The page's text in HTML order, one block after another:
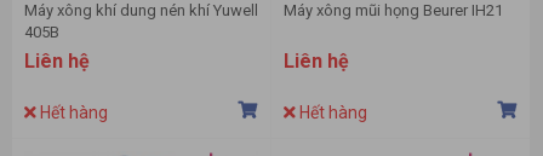
Máy xông khí dung nén khí Yuwell
405B
Liên hệ
Hết hàng
Máy xông mũi họng Beurer IH21
Liên hệ
Hết hàng